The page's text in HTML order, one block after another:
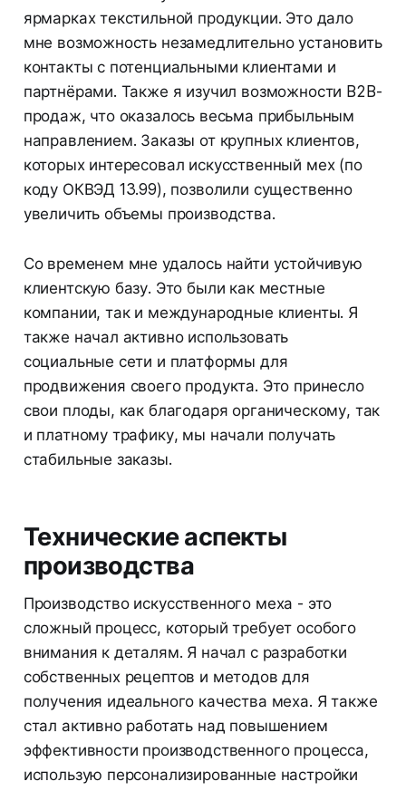
ярмарках текстильной продукции. Это дало
мне возможность незамедлительно установить
контакты с потенциальными клиентами и
партнёрами. Также я изучил возможности B2B-
продаж, что оказалось весьма прибыльным
направлением. Заказы от крупных клиентов,
которых интересовал искусственный мех (по
коду ОКВЭД 13.99), позволили существенно
увеличить объемы производства.
Со временем мне удалось найти устойчивую
клиентскую базу. Это были как местные
компании, так и международные клиенты. Я
также начал активно использовать
социальные сети и платформы для
продвижения своего продукта. Это принесло
свои плоды, как благодаря органическому, так
и платному трафику, мы начали получать
стабильные заказы.
Технические аспекты
производства
Производство искусственного меха - это
сложный процесс, который требует особого
внимания к деталям. Я начал с разработки
собственных рецептов и методов для
получения идеального качества меха. Я также
стал активно работать над повышением
эффективности производственного процесса,
использую персонализированные настройки